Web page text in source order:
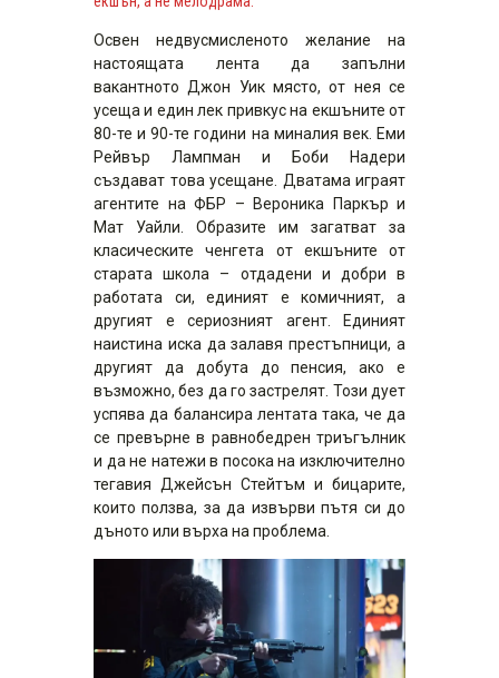
Освен недвусмисленото желание на
настоящата лента да запълни
вакантното Джон Уик място, от нея се
усеща и един лек привкус на екшъните от
80-те и 90-те години на миналия век. Еми
Рейвър Лампман и Боби Надери
създават това усещане. Дватама играят
агентите на ФБР – Вероника Паркър и
Мат Уайли. Образите им загатват за
класическите ченгета от екшъните от
старата школа – отдадени и добри в
работата си, единият е комичният, а
другият е сериозният агент. Единият
наистина иска да залавя престъпници, а
другият да добута до пенсия, ако е
възможно, без да го застрелят. Този дует
успява да балансира лентата така, че да
се превърне в равнобедрен триъгълник
и да не натежи в посока на изключително
тегавия Джейсън Стейтъм и бицарите,
които ползва, за да извърви пътя си до
дъното или върха на проблема.